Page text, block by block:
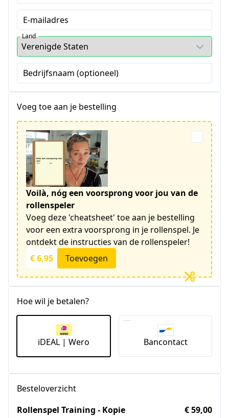
E-mailadres
Land
Bedrijfsnaam (optioneel)
Voeg toe aan je bestelling
Voilà, nóg een voorsprong voor jou van de
rollenspeler
Voeg deze 'cheatsheet' toe aan je bestelling
voor een extra voorsprong in je rollenspel. Je
ontdekt de instructies van de rollenspeler!
€ 6,95
Toevoegen
Hoe wil je betalen?
iDEAL | Wero Bancontact
Besteloverzicht
Rollenspel Training - Kopie
€ 59,00